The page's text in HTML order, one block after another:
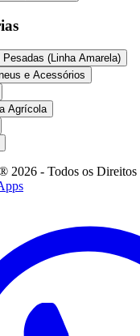
Pesadas (Linha Amarela)
e Acessórios
Agrícola
- Todos os Direitos